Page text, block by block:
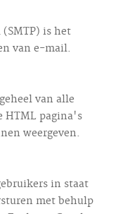
is het
van e-mail.
van alle
HTML pagina's
weergeven.
in staat
met behulp